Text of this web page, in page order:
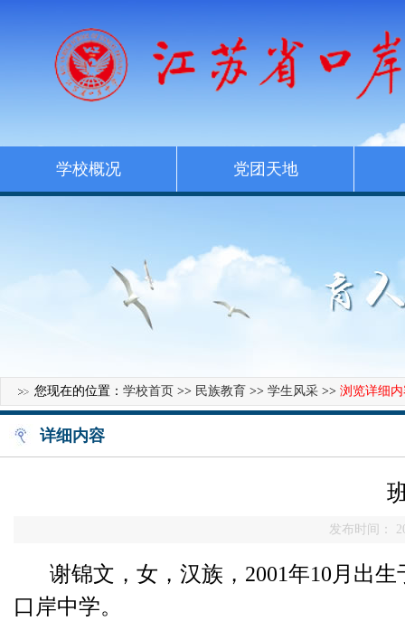
学校概况 党团天地
您现在的位置： 学校首页 >> 民族教育 >> 学生风采 >> 浏览详细
详细内容
发布时间：
谢锦文，女，汉族， 2001年10月出
口岸中学。